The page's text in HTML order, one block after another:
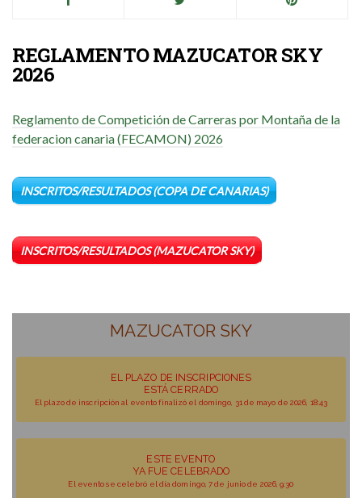
REGLAMENTO MAZUCATOR SKY
2026
Reglamento de Competición de Carreras por Montaña de la
federacion canaria (FECAMON) 2026
INSCRITOS/RESULTADOS (COPA DE CANARIAS)
INSCRITOS/RESULTADOS (MAZUCATOR SKY)